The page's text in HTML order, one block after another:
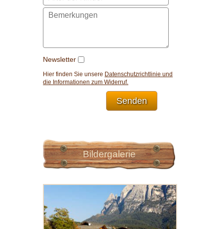
Newsletter
Hier finden Sie unsere Datenschutzrichtlinie und
die Informationen zum Widerruf.
Senden
Bildergalerie